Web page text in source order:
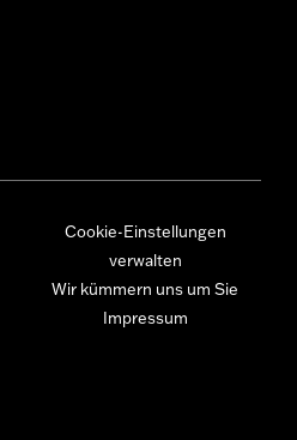
Cookie-Einstellungen
verwalten
Wir kümmern uns um Sie
Impressum